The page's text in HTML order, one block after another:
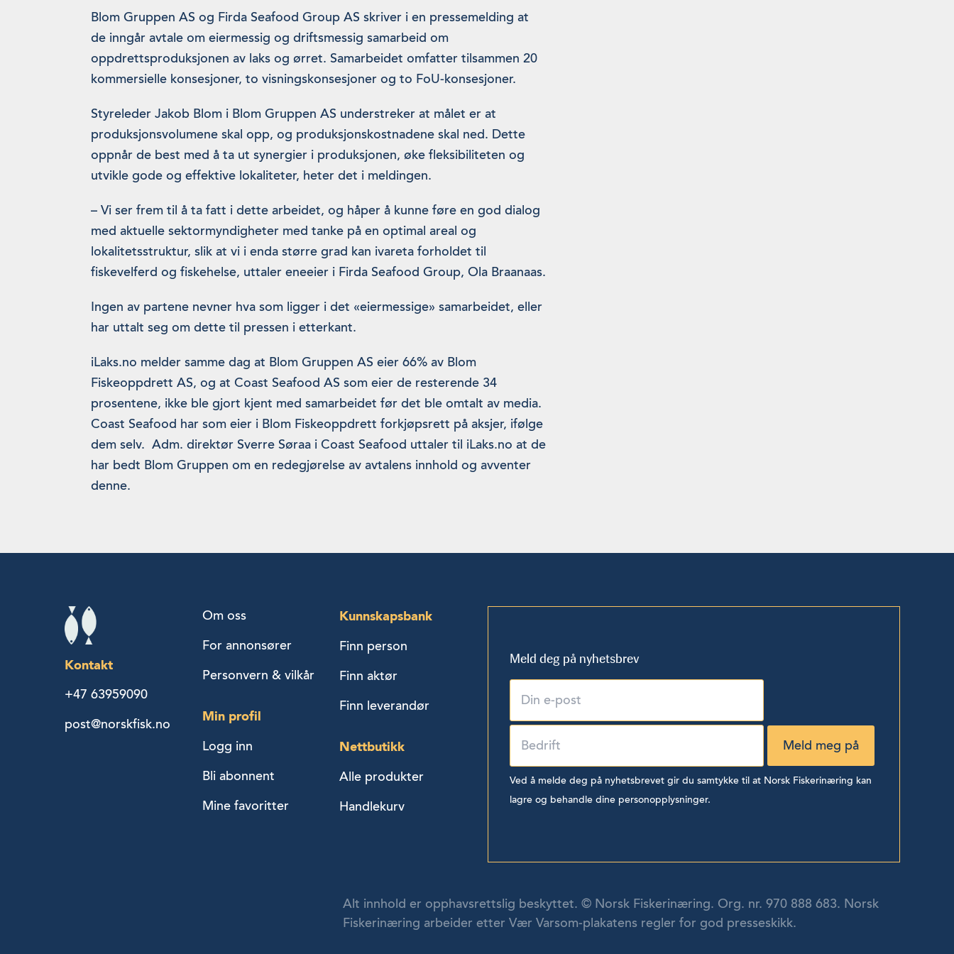
Blom Gruppen AS og Firda Seafood Group AS skriver i en pressemelding at
de inngår avtale om eiermessig og driftsmessig samarbeid om
oppdrettsproduksjonen av laks og ørret. Samarbeidet omfatter tilsammen 20
kommersielle konsesjoner, to visningskonsesjoner og to FoU-konsesjoner.
Styreleder Jakob Blom i Blom Gruppen AS understreker at målet er at
produksjonsvolumene skal opp, og produksjonskostnadene skal ned. Dette
oppnår de best med å ta ut synergier i produksjonen, øke fleksibiliteten og
utvikle gode og effektive lokaliteter, heter det i meldingen.
– Vi ser frem til å ta fatt i dette arbeidet, og håper å kunne føre en god dialog
med aktuelle sektormyndigheter med tanke på en optimal areal og
lokalitetsstruktur, slik at vi i enda større grad kan ivareta forholdet til
fiskevelferd og fiskehelse, uttaler eneeier i Firda Seafood Group, Ola Braanaas.
Ingen av partene nevner hva som ligger i det «eiermessige» samarbeidet, eller
har uttalt seg om dette til pressen i etterkant.
iLaks.no melder samme dag at Blom Gruppen AS eier 66% av Blom
Fiskeoppdrett AS, og at Coast Seafood AS som eier de resterende 34
prosentene, ikke ble gjort kjent med samarbeidet før det ble omtalt av media.
Coast Seafood har som eier i Blom Fiskeoppdrett forkjøpsrett på aksjer, ifølge
dem selv. Adm. direktør Sverre Søraa i Coast Seafood uttaler til iLaks.no at de
har bedt Blom Gruppen om en redegjørelse av avtalens innhold og avventer
denne.
Kontakt
+47 63959090
post@norskfisk.no
Om oss
For annonsører
Personvern & vilkår
Min profil
Logg inn
Bli abonnent
Mine favoritter
Kunnskapsbank
Finn person
Finn aktør
Finn leverandør
Nettbutikk
Alle produkter
Handlekurv
Meld deg på nyhetsbrev
Ved å melde deg på nyhetsbrevet gir du samtykke til at Norsk Fiskerinæring kan
lagre og behandle dine personopplysninger.
Alt innhold er opphavsrettslig beskyttet. © Norsk Fiskerinæring. Org. nr. 970 888 683. Norsk
Fiskerinæring arbeider etter Vær Varsom-plakatens regler for god presseskikk.